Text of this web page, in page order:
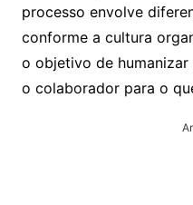
processo envolve
conforme a cultura
o objetivo de
o colaborador para o